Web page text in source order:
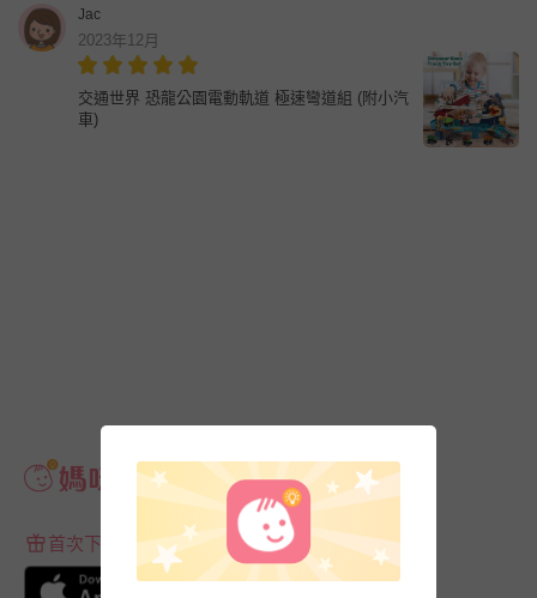
Jac
2023年12月
交通世界 恐龍公園電動軌道 極速彎道組 (附小汽
車)
首次下載APP送$100折價券